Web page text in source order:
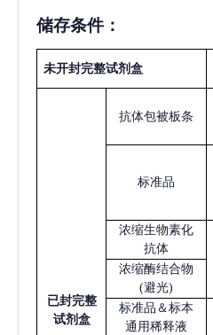
储存条件：
未开封完整试剂盒
已封完整
试剂盒
抗体包被板条
标准品
浓缩生物素化
抗体
浓缩酶结合物
(避光)
标准品＆标本
通用稀释液